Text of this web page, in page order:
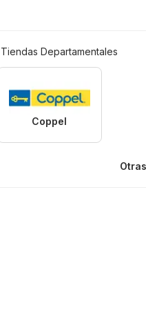
Tiendas Departamentales
Coppel